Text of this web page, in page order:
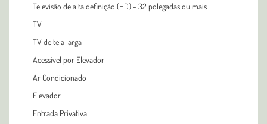
Televisão de alta definição (HD) - 32 polegadas ou mais
TV
TV de tela larga
Acessível por Elevador
Ar Condicionado
Elevador
Entrada Privativa